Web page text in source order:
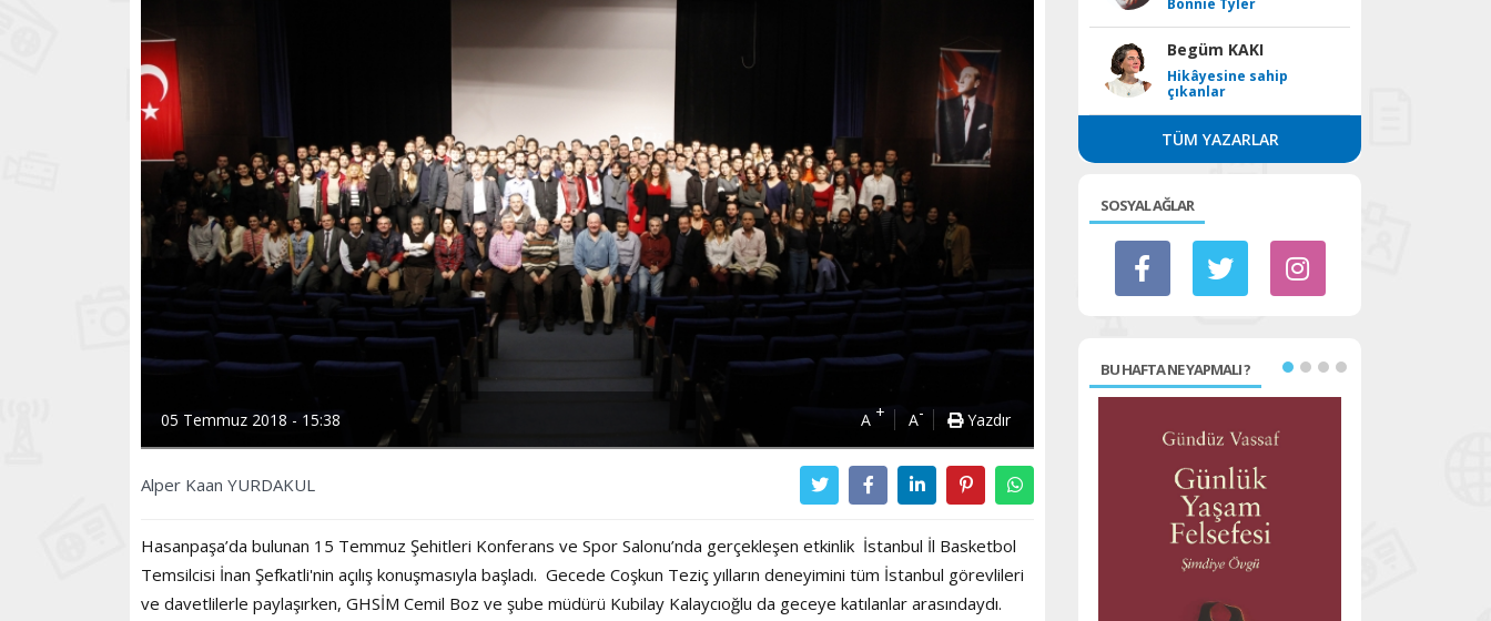
05 Temmuz 2018 - 15:38 A + A- Yazdır
Alper Kaan YURDAKUL
Hasanpaşa’da bulunan 15 Temmuz Şehitleri Konferans ve Spor Salonu’nda gerçekleşen etkinlik İstanbul İl Basketbol
Temsilcisi İnan Şefkatli'nin açılış konuşmasıyla başladı. Gecede Coşkun Teziç yılların deneyimini tüm İstanbul görevlileri
ve davetlilerle paylaşırken, GHSİM Cemil Boz ve şube müdürü Kubilay Kalaycıoğlu da geceye katılanlar arasındaydı.
Bonnie Tyler
Begüm KAKI
Hikâyesine sahip
çıkanlar
TÜM YAZARLAR
SOSYAL AĞLAR
BU HAFTA NE YAPMALI ?